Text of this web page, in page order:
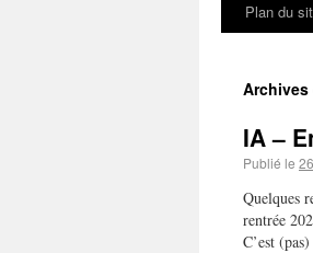
Plan du
Archives
IA –
Publié le
Quelques
rentrée
C’est